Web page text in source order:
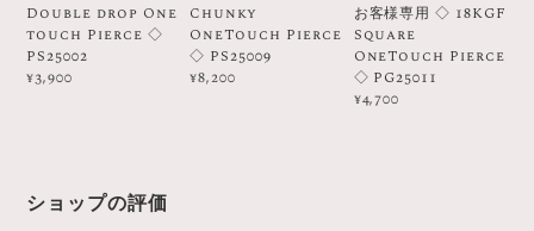
Double drop One
touch Pierce ◇
PS25002
¥3,900
Chunky
OneTouch Pierce
◇ PS25009
¥8,200
お客様専用 ◇ 18KGF
Square
OneTouch Pierce
◇ PG25011
¥4,700
ショップの評価